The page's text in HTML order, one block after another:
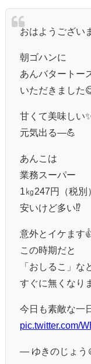
おはようござい
朝ゴハンに
あんバタートー
いただきました
甘くて美味しい
元気出る―💪
あんこは
業務スーパー
1㎏247円（税別
安いけど多い⁉️
意外とイケます
この時期だと
「おしるこ」な
すぐに無くなり
今日も素敵な一
pic.twitter.com/
— ゆきのじょう